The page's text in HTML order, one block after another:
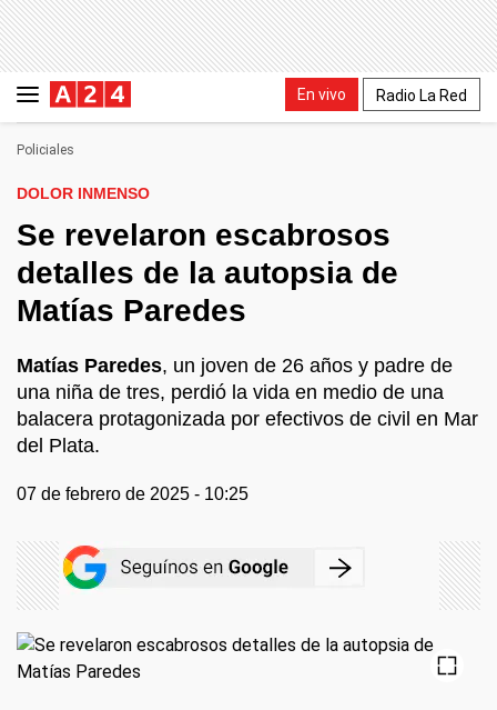
En vivo Radio La Red
Policiales
DOLOR INMENSO
Se revelaron escabrosos
detalles de la autopsia de
Matías Paredes
Matías Paredes, un joven de 26 años y padre de
una niña de tres, perdió la vida en medio de una
balacera protagonizada por efectivos de civil en Mar
del Plata.
07 de febrero de 2025 - 10:25